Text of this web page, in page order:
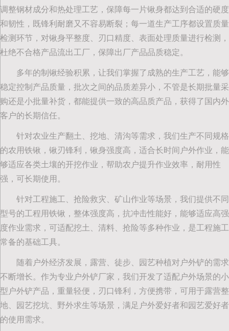
调整钢材成分和热处理工艺，保障每一片锹身都达到合适的硬度
和韧性，既锋利耐磨又不容易断裂；每一道生产工序都设置质量
检测环节，对锹身平整度、刃口精度、表面处理质量进行检测，
杜绝不合格产品流出工厂，保障出厂产品品质稳定。
多年的制锹经验积累，让我们掌握了成熟的生产工艺，能够
稳定控制产品质量，批次之间的品质差异小，不管是长期批量采
购还是小批量补货，都能提供一致的高品质产品，获得了国内外
客户的长期信任。
针对农业生产翻土、挖地、清沟等需求，我们生产不同规格
的农用铁锹，锹刃锋利，锹身强度高，适合长时间户外作业，能
够适应各类土壤的开挖作业，帮助农户提升作业效率，耐用性
强，可长期使用。
针对工程施工、抢险救灾、矿山作业等场景，我们提供不同
型号的工程用铁锹，整体强度高，抗冲击性能好，能够适应高强
度作业需求，可适配挖土、清料、抢险等多种作业，是工程施工
常备的基础工具。
随着户外经济发展，露营、徒步、园艺种植对户外铲的需求
不断增长。作为专业户外铲厂家，我们开发了适配户外场景的小
型户外铲产品，重量轻便，刃口锋利，方便携带，可用于露营整
地、园艺挖坑、野外求生等场景，满足户外爱好者和园艺爱好者
的使用需求。